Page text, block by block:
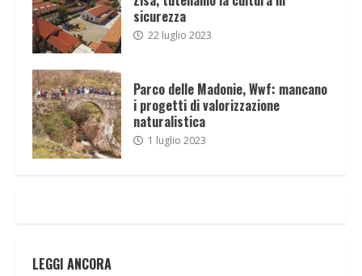
sicurezza
22 luglio 2023
Parco delle Madonie, Wwf: mancano
i progetti di valorizzazione
naturalistica
1 luglio 2023
LEGGI ANCORA